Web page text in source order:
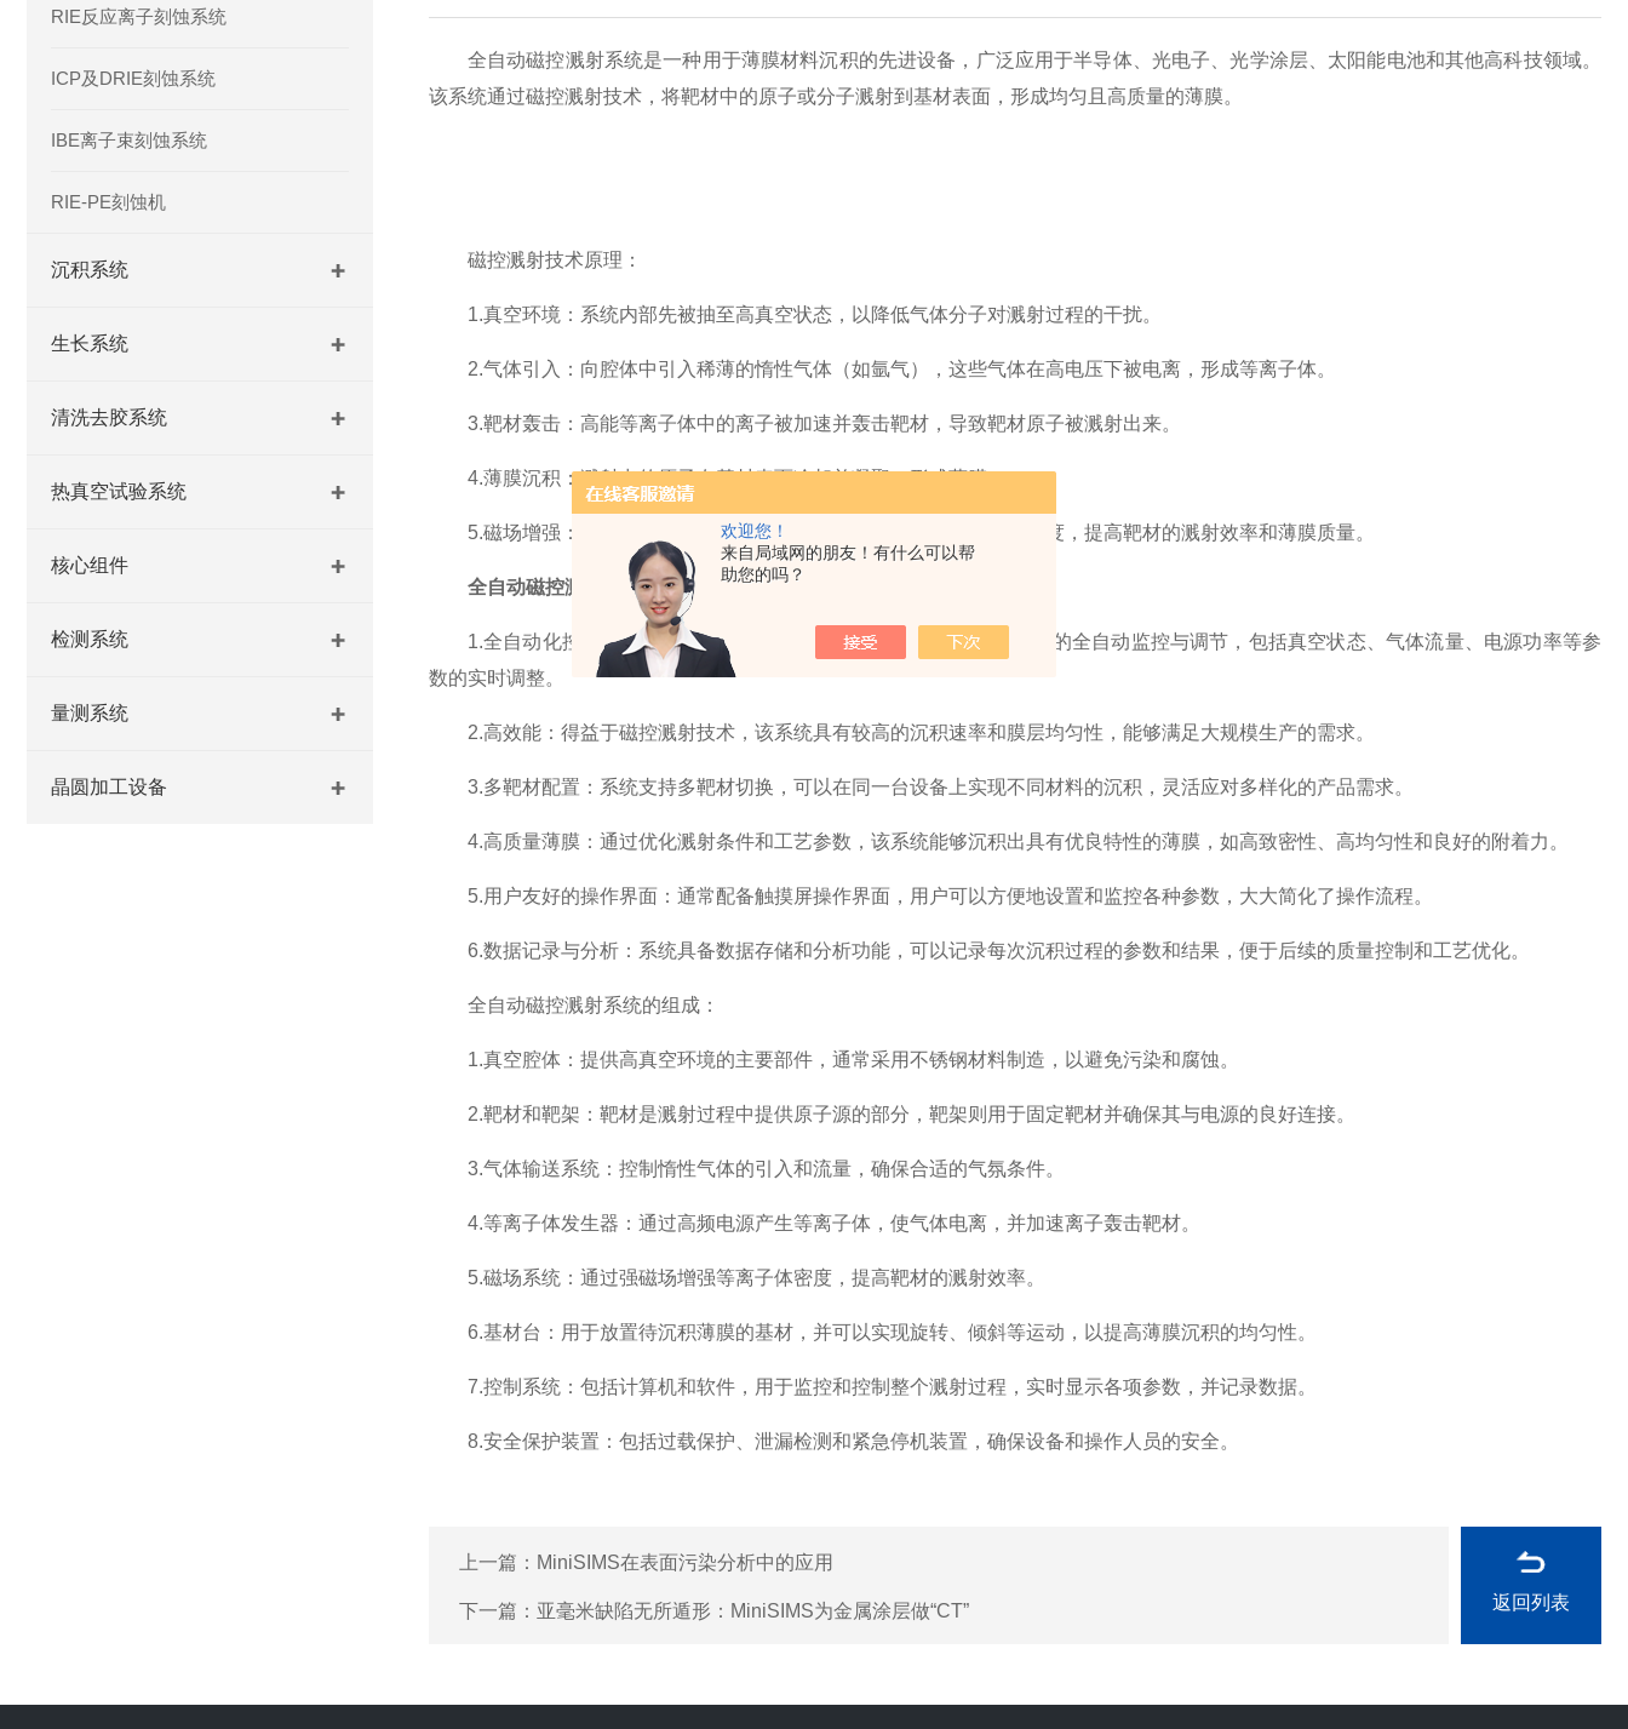
欢迎您！
来自局域网的朋友！有什么可以帮
助您的吗？
RIE反应离子刻蚀系统
ICP及DRIE刻蚀系统
IBE离子束刻蚀系统
RIE-PE刻蚀机
沉积系统
生长系统
清洗去胶系统
热真空试验系统
核心组件
检测系统
量测系统
晶圆加工设备
全自动磁控溅射系统是一种用于薄膜材料沉积的先进设备，广泛应用于半导体、光电子、光学涂层、太阳能电池和其他高科技领域。
该系统通过磁控溅射技术，将靶材中的原子或分子溅射到基材表面，形成均匀且高质量的薄膜。
磁控溅射技术原理：
1.真空环境：系统内部先被抽至高真空状态，以降低气体分子对溅射过程的干扰。
2.气体引入：向腔体中引入稀薄的惰性气体（如氩气），这些气体在高电压下被电离，形成等离子体。
3.靶材轰击：高能等离子体中的离子被加速并轰击靶材，导致靶材原子被溅射出来。
4.薄膜沉积：溅射出的原子在基材表面冷却并凝聚，形成薄膜。
5.磁场增强：通过在靶材周围设置磁场，可以有效增加等离子体的密度，提高靶材的溅射效率和薄膜质量。
全自动磁控溅射系统的主要特点：
1.全自动化控制：系统配备先进的计算机控制界面，实现对溅射过程的全自动监控与调节，包括真空状态、气体流量、电源功率等参
数的实时调整。
2.高效能：得益于磁控溅射技术，该系统具有较高的沉积速率和膜层均匀性，能够满足大规模生产的需求。
3.多靶材配置：系统支持多靶材切换，可以在同一台设备上实现不同材料的沉积，灵活应对多样化的产品需求。
4.高质量薄膜：通过优化溅射条件和工艺参数，该系统能够沉积出具有优良特性的薄膜，如高致密性、高均匀性和良好的附着力。
5.用户友好的操作界面：通常配备触摸屏操作界面，用户可以方便地设置和监控各种参数，大大简化了操作流程。
6.数据记录与分析：系统具备数据存储和分析功能，可以记录每次沉积过程的参数和结果，便于后续的质量控制和工艺优化。
全自动磁控溅射系统的组成：
1.真空腔体：提供高真空环境的主要部件，通常采用不锈钢材料制造，以避免污染和腐蚀。
2.靶材和靶架：靶材是溅射过程中提供原子源的部分，靶架则用于固定靶材并确保其与电源的良好连接。
3.气体输送系统：控制惰性气体的引入和流量，确保合适的气氛条件。
4.等离子体发生器：通过高频电源产生等离子体，使气体电离，并加速离子轰击靶材。
5.磁场系统：通过强磁场增强等离子体密度，提高靶材的溅射效率。
6.基材台：用于放置待沉积薄膜的基材，并可以实现旋转、倾斜等运动，以提高薄膜沉积的均匀性。
7.控制系统：包括计算机和软件，用于监控和控制整个溅射过程，实时显示各项参数，并记录数据。
8.安全保护装置：包括过载保护、泄漏检测和紧急停机装置，确保设备和操作人员的安全。
上一篇： MiniSIMS在表面污染分析中的应用
下一篇： 亚毫米缺陷无所遁形：MiniSIMS为金属涂层做“CT” 返回列表